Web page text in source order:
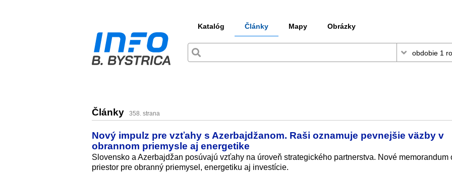
Katalóg Články Mapy Obrázky
Články 358. strana
Nový impulz pre vzťahy s Azerbajdžanom. Raši oznamuje pevnejšie väzby v
obrannom priemysle aj energetike
Slovensko a Azerbajdžan posúvajú vzťahy na úroveň strategického partnerstva. Nové memorandum
priestor pre obranný priemysel, energetiku aj investície.